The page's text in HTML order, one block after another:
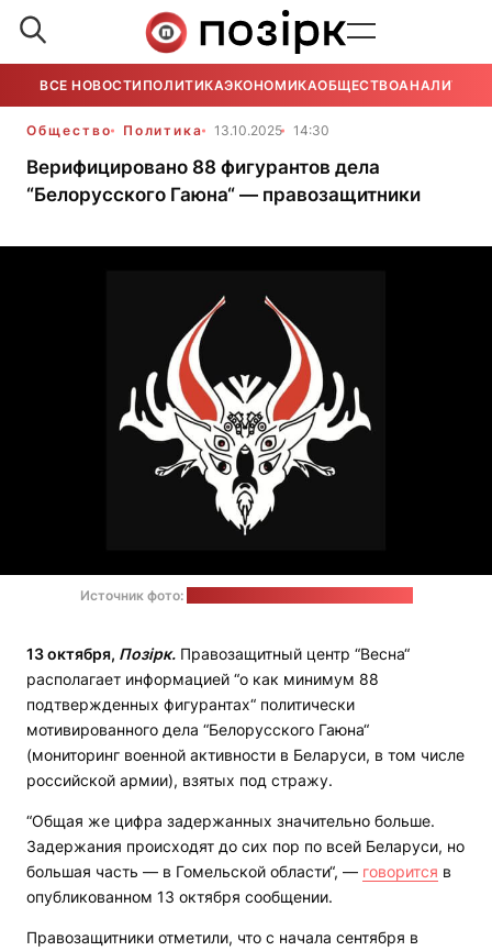
ВСЕ НОВОСТИ ПОЛИТИКАЭКОНОМИКАОБЩЕСТВОАНАЛИТИКА
Общество Политика 13.10.2025 14:30
Верифицировано 88 фигурантов дела
“Белорусского Гаюна“ — правозащитники
Источник фото:
13 октября, Позірк. Правозащитный центр “Весна“
располагает информацией “о как минимум 88
подтвержденных фигурантах“ политически
мотивированного дела “Белорусского Гаюна“
(мониторинг военной активности в Беларуси, в том числе
российской армии), взятых под стражу.
“Общая же цифра задержанных значительно больше.
Задержания происходят до сих пор по всей Беларуси, но
большая часть — в Гомельской области“, — говорится в
опубликованном 13 октября сообщении.
Правозащитники отметили, что с начала сентября в